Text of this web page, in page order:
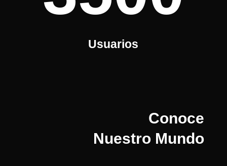
Usuarios
Conoce
Nuestro Mundo